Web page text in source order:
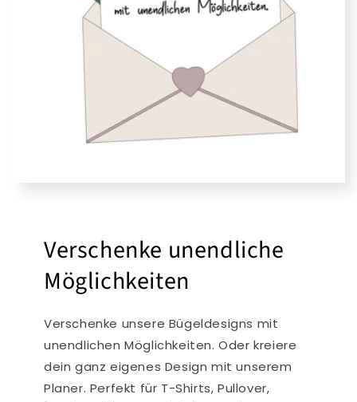
Verschenke unendliche
Möglichkeiten
Verschenke unsere Bügeldesigns mit
unendlichen Möglichkeiten. Oder kreiere
dein ganz eigenes Design mit unserem
Planer. Perfekt für T-Shirts, Pullover,